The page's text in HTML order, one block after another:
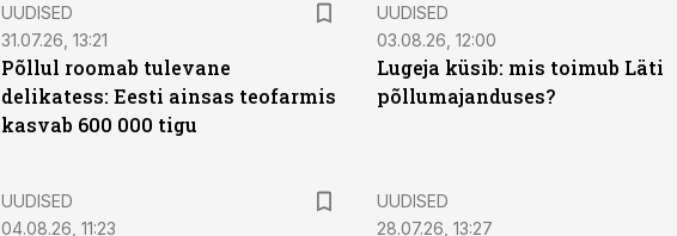
UUDISED
31.07.26, 13:21
Põllul roomab tulevane
delikatess: Eesti ainsas teofarmis
kasvab 600 000 tigu
UUDISED
03.08.26, 12:00
Lugeja küsib: mis toimub Läti
põllumajanduses?
UUDISED
04.08.26, 11:23
UUDISED
28.07.26, 13:27